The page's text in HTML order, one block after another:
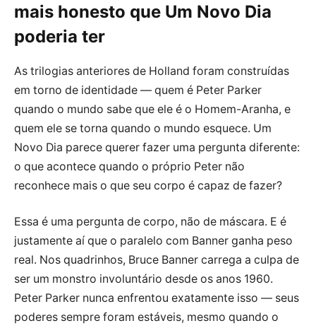
mais honesto que Um Novo Dia
poderia ter
As trilogias anteriores de Holland foram construídas
em torno de identidade — quem é Peter Parker
quando o mundo sabe que ele é o Homem-Aranha, e
quem ele se torna quando o mundo esquece. Um
Novo Dia parece querer fazer uma pergunta diferente:
o que acontece quando o próprio Peter não
reconhece mais o que seu corpo é capaz de fazer?
Essa é uma pergunta de corpo, não de máscara. E é
justamente aí que o paralelo com Banner ganha peso
real. Nos quadrinhos, Bruce Banner carrega a culpa de
ser um monstro involuntário desde os anos 1960.
Peter Parker nunca enfrentou exatamente isso — seus
poderes sempre foram estáveis, mesmo quando o